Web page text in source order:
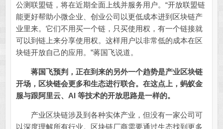
公测联盟链，将在近期全面上线并服务用户。“开放联盟链
能更好帮助小微企业、创业公司以更低成本进到区块链产
业里来。它们不用买一个链，只买使用权，有一个链接就
可以到链上来分享使用权。这样用户以非常低的成本在区
块链开放自己的应用。”蒋国飞说道。
蒋国飞预判，正在到来的另外一个趋势是产业区块链
开场，区块链会更多和生态进行联合。在这点上，蚂蚁金
服与跟阿里云、AI 等技术的开放思路是一样的。
产业区块链涉及到各种实体产业，但没有一家公司可
以深度理解所有行业。区块链厂商需要通过生态找到更多